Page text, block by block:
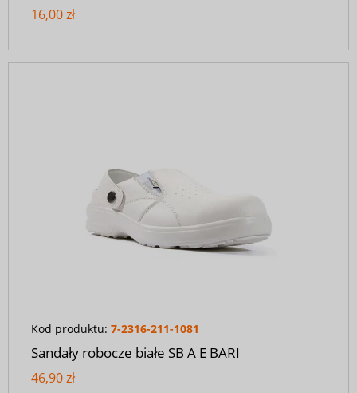
16,00 zł
Kod produktu: 7-2316-211-1081
Sandały robocze białe SB A E BARI
46,90 zł